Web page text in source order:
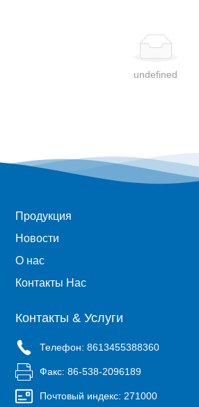
undefined
Продукция
Новости
О нас
Контакты Нас
Контакты & Услуги
Телефон: 8613455388360
Факс: 86-538-2096189
Почтовый индекс: 271000